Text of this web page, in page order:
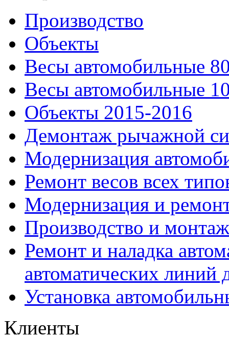
Производство
Объекты
Весы автомобильные
Весы автомобильные
Объекты 2015-2016
Демонтаж рычажной
Модернизация
Ремонт весов всех
Модернизация и
Производство и
Ремонт и наладка
автоматических линий
Установка
Клиенты